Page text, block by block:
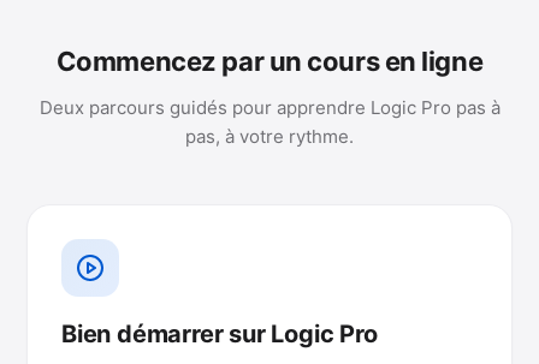
Commencez par un cours en ligne
Deux parcours guidés pour apprendre Logic Pro pas à
pas, à votre rythme.
Bien démarrer sur Logic Pro